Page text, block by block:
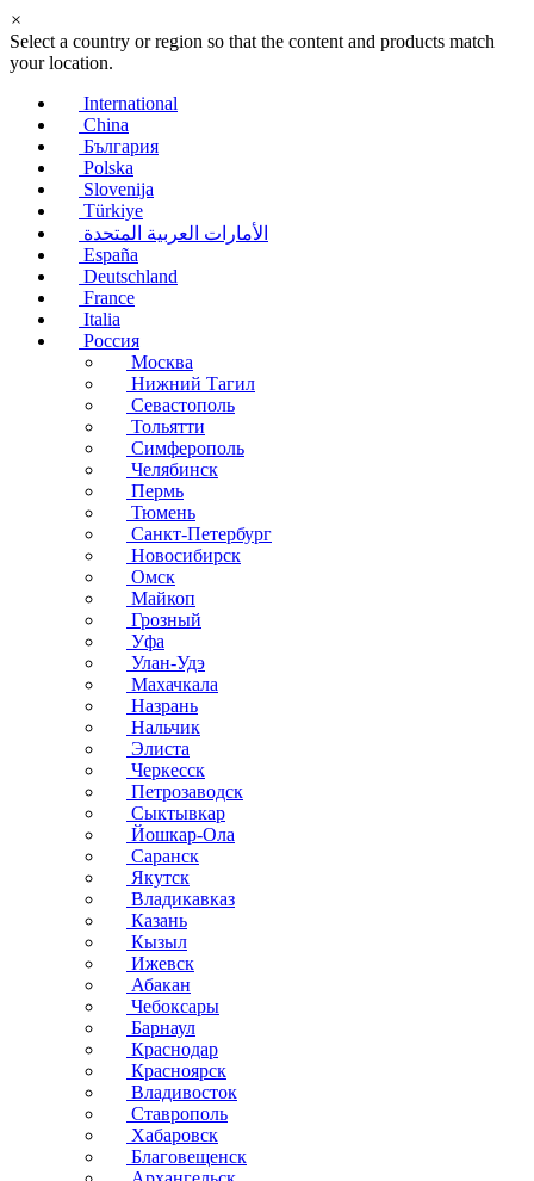
×
Select a country or region so that the content and products match
your location.
International
China
България
Polska
Slovenija
Türkiye
الأمارات العربية المتحدة
España
Deutschland
France
Italia
Россия
Москва
Нижний Тагил
Севастополь
Тольятти
Симферополь
Челябинск
Пермь
Тюмень
Санкт-Петербург
Новосибирск
Омск
Майкоп
Грозный
Уфа
Улан-Удэ
Махачкала
Назрань
Нальчик
Элиста
Черкесск
Петрозаводск
Сыктывкар
Йошкар-Ола
Саранск
Якутск
Владикавказ
Казань
Кызыл
Ижевск
Абакан
Чебоксары
Барнаул
Краснодар
Красноярск
Владивосток
Ставрополь
Хабаровск
Благовещенск